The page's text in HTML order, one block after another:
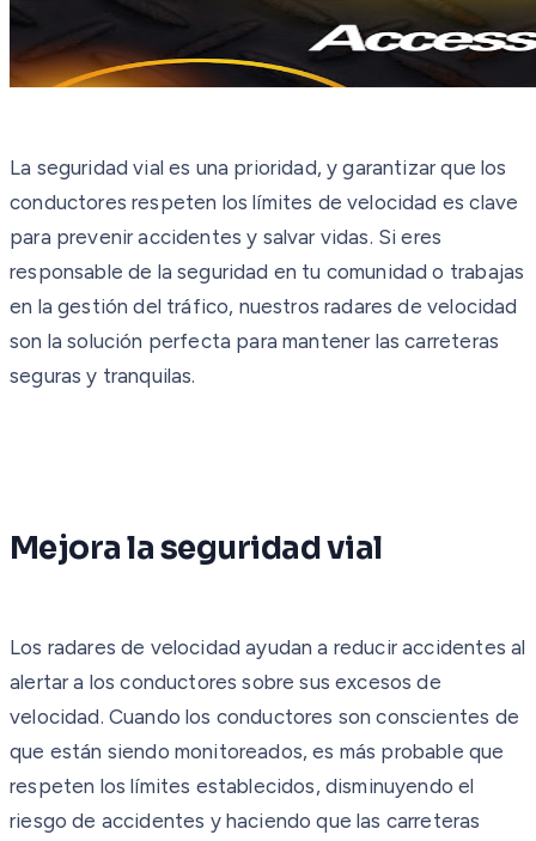
La seguridad vial es una prioridad, y garantizar que los
conductores respeten los límites de velocidad es clave
para prevenir accidentes y salvar vidas. Si eres
responsable de la seguridad en tu comunidad o trabajas
en la gestión del tráfico, nuestros radares de velocidad
son la solución perfecta para mantener las carreteras
seguras y tranquilas.
Mejora la seguridad vial
Los radares de velocidad ayudan a reducir accidentes al
alertar a los conductores sobre sus excesos de
velocidad. Cuando los conductores son conscientes de
que están siendo monitoreados, es más probable que
respeten los límites establecidos, disminuyendo el
riesgo de accidentes y haciendo que las carreteras